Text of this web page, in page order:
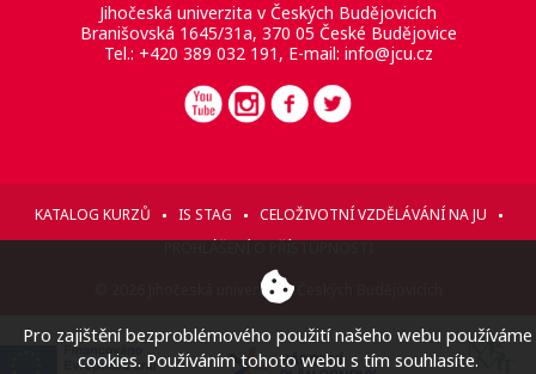
Jihočeská univerzita v Českých Budějovicích
Branišovská 1645/31a, 370 05 České Budějovice
Tel.: +420 389 032 191, E-mail: info@jcu.cz
KATALOG KURZŮ IS STAG
CELOŽIVOTNÍ VZDĚLÁVÁNÍ NA JU
© 2026 Jihočeská univerzita v Českých Budějovicích
Pro zajištění bezproblémového použití našeho webu používáme
cookies. Používáním tohoto webu s tím souhlasíte.